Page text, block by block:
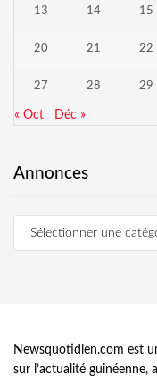
13 14 15
20 21 22
27 28 29
« Oct Déc »
Annonces
Newsquotidien.com est
sur l’actualité guinéenne,